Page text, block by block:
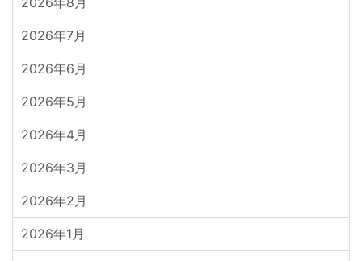
2026年7月
2026年6月
2026年5月
2026年4月
2026年3月
2026年2月
2026年1月